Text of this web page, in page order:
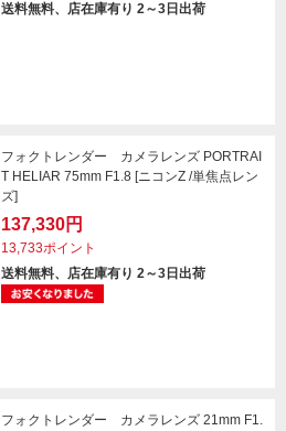
送料無料、店在庫有り 2～3日出荷
フォクトレンダー カメラレンズ PORTRAI
T HELIAR 75mm F1.8 [ニコンZ /単焦点レン
ズ]
137,330円
13,733ポイント
送料無料、店在庫有り 2～3日出荷
フォクトレンダー カメラレンズ 21mm F1.